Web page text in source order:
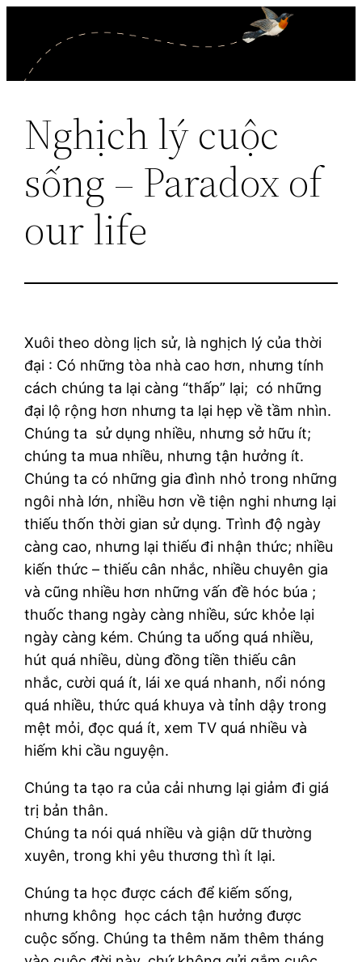
content
Nghịch lý cuộc
sống – Paradox of
our life
Xuôi theo dòng lịch sử, là nghịch lý của thời
đại : Có những tòa nhà cao hơn, nhưng tính
cách chúng ta lại càng “thấp” lại; có những
đại lộ rộng hơn nhưng ta lại hẹp về tầm nhìn.
Chúng ta sử dụng nhiều, nhưng sở hữu ít;
chúng ta mua nhiều, nhưng tận hưởng ít.
Chúng ta có những gia đình nhỏ trong những
ngôi nhà lớn, nhiều hơn về tiện nghi nhưng lại
thiếu thốn thời gian sử dụng. Trình độ ngày
càng cao, nhưng lại thiếu đi nhận thức; nhiều
kiến thức – thiếu cân nhắc, nhiều chuyên gia
và cũng nhiều hơn những vấn đề hóc búa ;
thuốc thang ngày càng nhiều, sức khỏe lại
ngày càng kém. Chúng ta uống quá nhiều,
hút quá nhiều, dùng đồng tiền thiếu cân
nhắc, cười quá ít, lái xe quá nhanh, nổi nóng
quá nhiều, thức quá khuya và tỉnh dậy trong
mệt mỏi, đọc quá ít, xem TV quá nhiều và
hiếm khi cầu nguyện.
Chúng ta tạo ra của cải nhưng lại giảm đi giá
trị bản thân.
Chúng ta nói quá nhiều và giận dữ thường
xuyên, trong khi yêu thương thì ít lại.
Chúng ta học được cách để kiếm sống,
nhưng không học cách tận hưởng được
cuộc sống. Chúng ta thêm năm thêm tháng